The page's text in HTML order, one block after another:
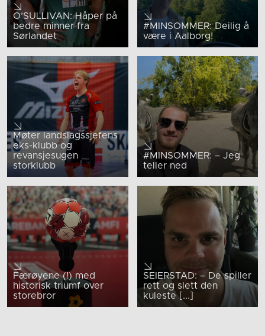
O’SULLIVAN: Håper på
bedre minner fra
Sørlandet
#MINSOMMER: Deilig å
være i Aalborg!
Møter landslagssjefens
eks-klubb og
revansjesugen
storklubb
#MINSOMMER: – Jeg
teller ned
Færøyene (!) med
historisk triumf over
storebror
SEIERSTAD: – De spiller
rett og slett den
kuleste [...]